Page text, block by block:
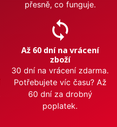
přesně, co funguje.
sync
Až 60 dní na vrácení
zboží
30 dní na vrácení zdarma.
Potřebujete víc času? Až
60 dní za drobný
poplatek.